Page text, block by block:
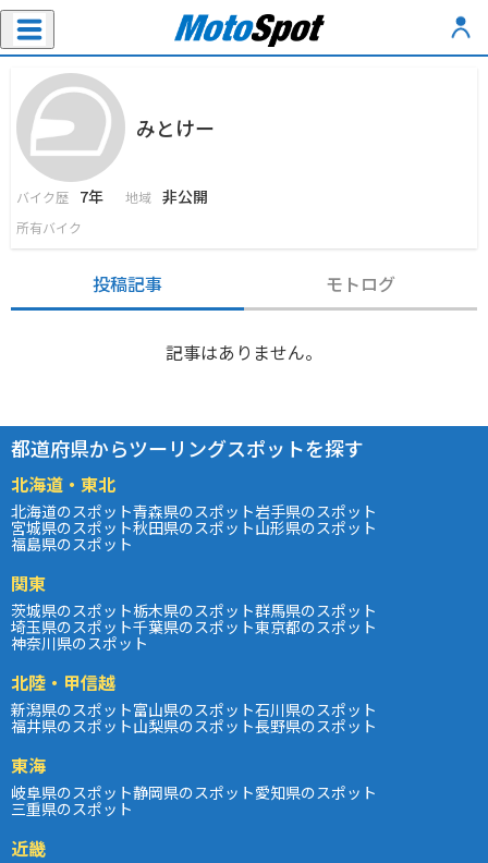
みとけー
バイク歴 7年 地域 非公開
所有バイク
投稿記事 モトログ
記事はありません。
都道府県からツーリングスポットを探す
北海道・東北
北海道のスポット青森県のスポット岩手県のスポット
宮城県のスポット秋田県のスポット山形県のスポット
福島県のスポット
関東
茨城県のスポット栃木県のスポット群馬県のスポット
埼玉県のスポット千葉県のスポット東京都のスポット
神奈川県のスポット
北陸・甲信越
新潟県のスポット富山県のスポット石川県のスポット
福井県のスポット山梨県のスポット長野県のスポット
東海
岐阜県のスポット静岡県のスポット愛知県のスポット
三重県のスポット
近畿